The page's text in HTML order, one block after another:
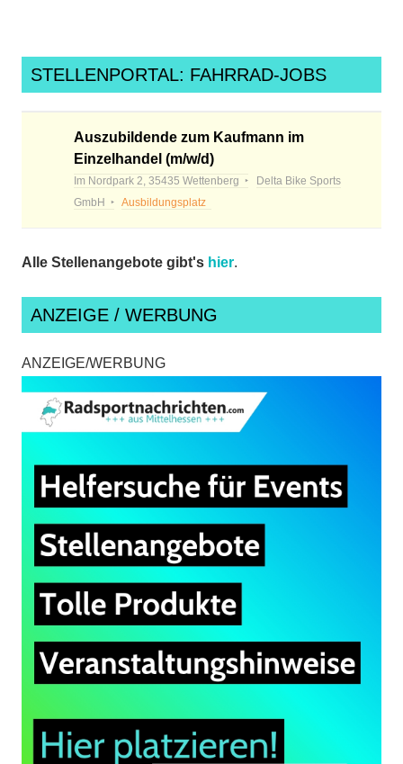
STELLENPORTAL: FAHRRAD-JOBS
Auszubildende zum Kaufmann im
Einzelhandel (m/w/d)
Im Nordpark 2, 35435 Wettenberg
Delta Bike Sports
GmbH
Ausbildungsplatz
Alle Stellenangebote gibt's hier.
ANZEIGE / WERBUNG
ANZEIGE/WERBUNG